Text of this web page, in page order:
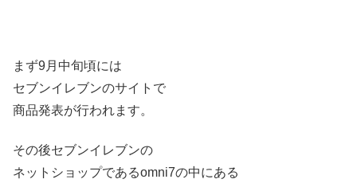
まず9月中旬頃には
セブンイレブンのサイトで
商品発表が行われます。
その後セブンイレブンの
ネットショップであるomni7の中にある